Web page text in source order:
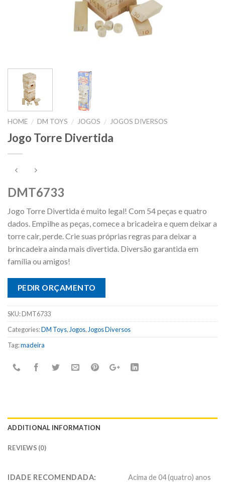
HOME / DM TOYS / JOGOS / JOGOS DIVERSOS
Jogo Torre Divertida
DMT6733
Jogo Torre Divertida é muito legal! Com 54 peças e quatro
dados. Empilhe as peças, comece a bricadeira e quem deixar a
torre cair, perde. Crie suas próprias regras para deixar a
brincadeira ainda mais divertida. Diversão garantida em
família ou amigos!
PEDIR ORÇAMENTO
SKU:DMT6733
Categories:DM Toys, Jogos, Jogos Diversos
Tag:madeira
ADDITIONAL INFORMATION
REVIEWS (0)
IDADE RECOMENDADA: Acima de 04 (quatro) anos